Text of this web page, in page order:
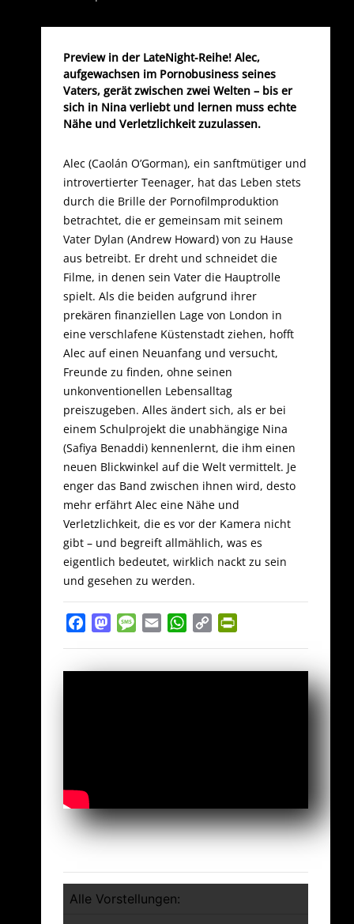
Preview in der LateNight-Reihe! Alec,
aufgewachsen im Pornobusiness seines
Vaters, gerät zwischen zwei Welten – bis er
sich in Nina verliebt und lernen muss echte
Nähe und Verletzlichkeit zuzulassen.
Alec (Caolán O’Gorman), ein sanftmütiger und
introvertierter Teenager, hat das Leben stets
durch die Brille der Pornofilmproduktion
betrachtet, die er gemeinsam mit seinem
Vater Dylan (Andrew Howard) von zu Hause
aus betreibt. Er dreht und schneidet die
Filme, in denen sein Vater die Hauptrolle
spielt. Als die beiden aufgrund ihrer
prekären finanziellen Lage von London in
eine verschlafene Küstenstadt ziehen, hofft
Alec auf einen Neuanfang und versucht,
Freunde zu finden, ohne seinen
unkonventionellen Lebensalltag
preiszugeben. Alles ändert sich, als er bei
einem Schulprojekt die unabhängige Nina
(Safiya Benaddi) kennenlernt, die ihm einen
neuen Blickwinkel auf die Welt vermittelt. Je
enger das Band zwischen ihnen wird, desto
mehr erfährt Alec eine Nähe und
Verletzlichkeit, die es vor der Kamera nicht
gibt – und begreift allmählich, was es
eigentlich bedeutet, wirklich nackt zu sein
und gesehen zu werden.
FacebookMastodon
Message
Email WhatsApp
Copy